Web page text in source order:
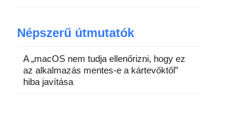
Népszerű útmutatók
A „macOS nem tudja ellenőrizni, hogy ez
az alkalmazás mentes-e a kártevőktől”
hiba javítása